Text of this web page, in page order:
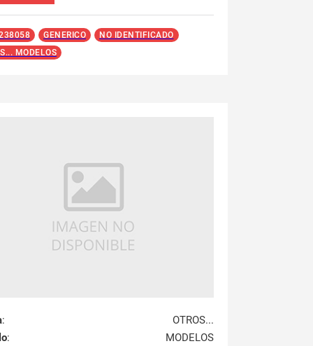
GENERICO
NO IDENTIFICADO
MODELOS
:
OTROS...
:
MODELOS